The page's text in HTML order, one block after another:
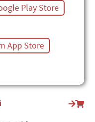
Best-of 1958-
Play Store
App Store